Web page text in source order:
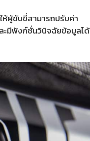
ผู้ขับขี่สามารถปรับค่า
ะมีฟังก์ชั่นวินิจฉัยข้อมูลได้